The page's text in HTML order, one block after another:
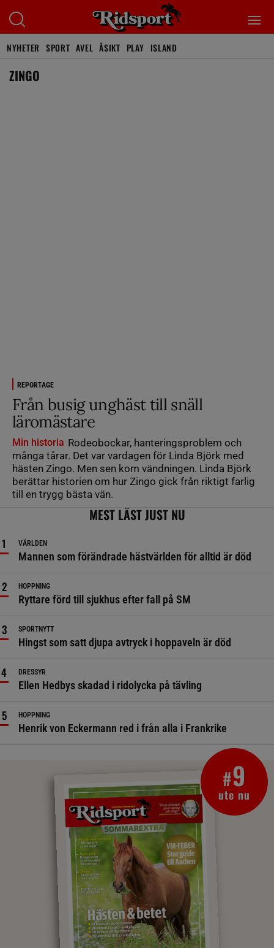
NYHETER SPORT AVEL ÅSIKT PLAY ISLAND
ZINGO
REPORTAGE
Från busig unghäst till snäll
läromästare
Min historia Rodeobockar, hanteringsproblem och
många tårar. Det var vardagen för Linda Björk med
hästen Zingo. Men sen kom vändningen. Linda Björk
berättar historien om hur Zingo gick från riktigt farlig
till en trygg bästa vän.
MEST LÄST JUST NU
VÄRLDEN
Mannen som förändrade hästvärlden för alltid är död
HOPPNING
Ryttare förd till sjukhus efter fall på SM
SPORTNYTT
Hingst som satt djupa avtryck i hoppaveln är död
DRESSYR
Ellen Hedbys skadad i ridolycka på tävling
HOPPNING
Henrik von Eckermann red i från alla i Frankrike
#9
ute nu